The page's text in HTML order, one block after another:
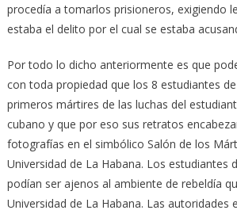
procedía a tomarlos prisioneros, exigiendo
estaba el delito por el cual se estaba
Por todo lo dicho anteriormente es que
con toda propiedad que los 8 estudiantes
primeros mártires de las luchas del
cubano y que por eso sus retratos
fotografías en el simbólico Salón de los
Universidad de La Habana. Los estudiantes
podían ser ajenos al ambiente de rebeldía
Universidad de La Habana. Las autoridades